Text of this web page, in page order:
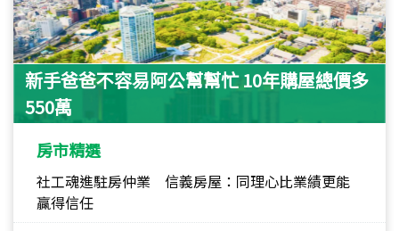
新手爸爸不容易阿公幫幫忙 10年購屋總價多
550萬
房市精選
社工魂進駐房仲業 信義房屋：同理心比業績更能
贏得信任